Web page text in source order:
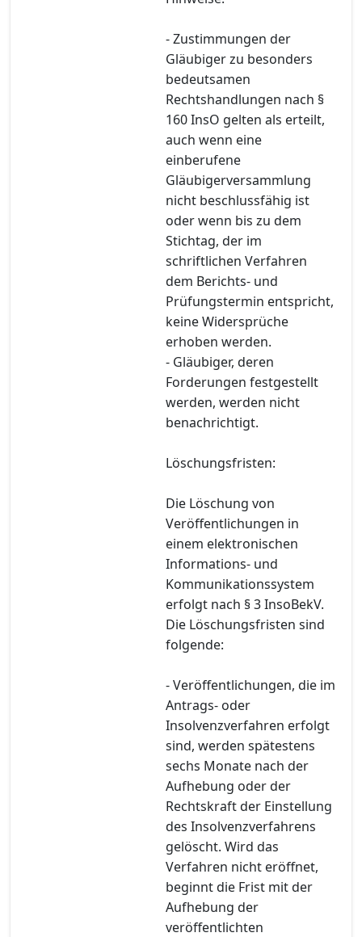
- Zustimmungen der
Gläubiger zu besonders
bedeutsamen
Rechtshandlungen nach §
160 InsO gelten als erteilt,
auch wenn eine
einberufene
Gläubigerversammlung
nicht beschlussfähig ist
oder wenn bis zu dem
Stichtag, der im
schriftlichen Verfahren
dem Berichts- und
Prüfungstermin entspricht,
keine Widersprüche
erhoben werden.
- Gläubiger, deren
Forderungen festgestellt
werden, werden nicht
benachrichtigt.
Löschungsfristen:
Die Löschung von
Veröffentlichungen in
einem elektronischen
Informations- und
Kommunikationssystem
erfolgt nach § 3 InsoBekV.
Die Löschungsfristen sind
folgende:
- Veröffentlichungen, die im
Antrags- oder
Insolvenzverfahren erfolgt
sind, werden spätestens
sechs Monate nach der
Aufhebung oder der
Rechtskraft der Einstellung
des Insolvenzverfahrens
gelöscht. Wird das
Verfahren nicht eröffnet,
beginnt die Frist mit der
Aufhebung der
veröffentlichten